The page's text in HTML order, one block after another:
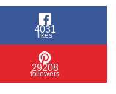
4031
likes
29208
followers